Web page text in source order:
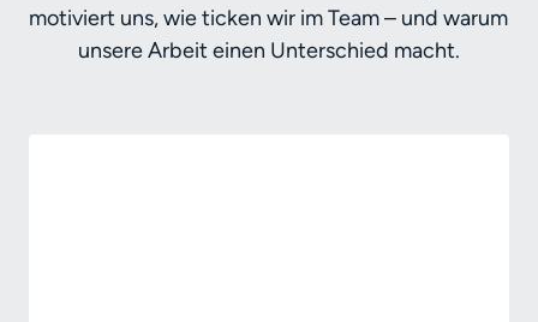
motiviert uns, wie ticken wir im Team – und warum
unsere Arbeit einen Unterschied macht.